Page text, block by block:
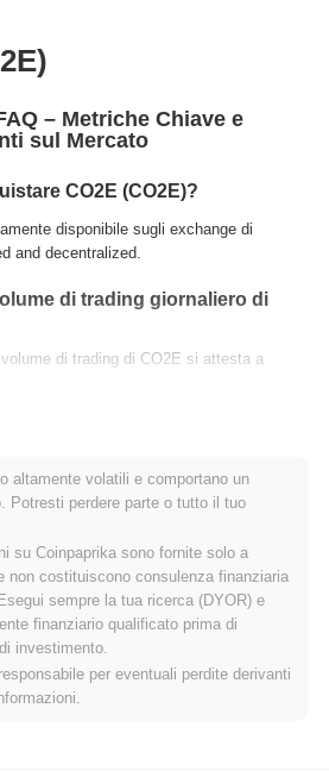
– Metriche Chiave e
sul Mercato
CO2E (CO2E)?
disponibile sugli exchange di
and decentralized.
di trading giornaliero di
di trading di CO2E si attesta a
fascia di prezzo di CO2E?
CO2E rispetto al
ampio?
ha guadagnato
crypto complessivo che ha registrato
. Ciò indica un ritardo temporaneo
CO2E rispetto allo slancio del mercato
altamente volatili e comportano un
Potresti perdere parte o tutto il tuo
su Coinpaprika sono fornite solo a
non costituiscono consulenza finanziaria
sempre la tua ricerca (DYOR) e
finanziario qualificato prima di
investimento.
per eventuali perdite derivanti